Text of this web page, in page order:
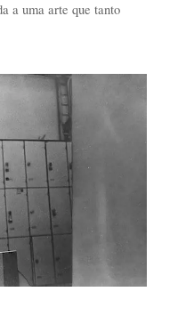
a uma arte que tanto